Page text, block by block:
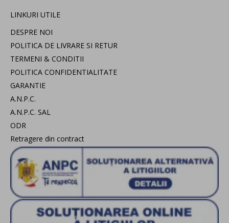
LINKURI UTILE
DESPRE NOI
POLITICA DE LIVRARE SI RETUR
TERMENI & CONDITII
POLITICA CONFIDENTIALITATE
GARANTIE
A.N.P.C.
A.N.P.C. SAL
ODR
Retragere din contract